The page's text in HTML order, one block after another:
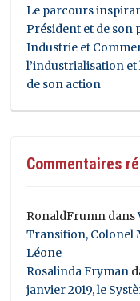
Le parcours
Président et de son
Industrie et
l’industrialisation
de son action
Commentaires
RonaldFrumn dans
Transition, Colonel
Léone
Rosalinda Fryman
janvier 2019, le